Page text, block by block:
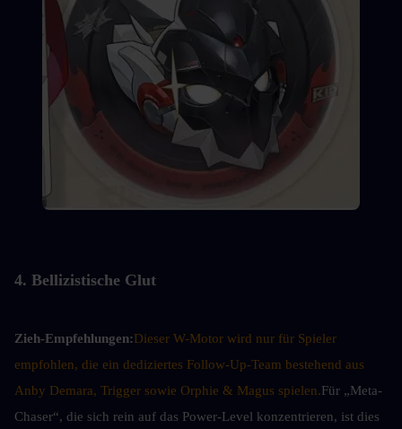
4. Bellizistische Glut
Zieh-Empfehlungen:Dieser W-Motor wird nur für Spieler
empfohlen, die ein dediziertes Follow-Up-Team bestehend aus
Anby Demara, Trigger sowie Orphie & Magus spielen.Für „Meta-
Chaser“, die sich rein auf das Power-Level konzentrieren, ist dies